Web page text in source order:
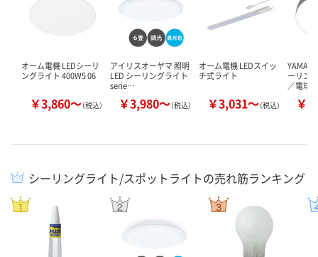
オーム電機 LEDシーリ
ングライト 400W5 06
￥3,860～（税込）
アイリスオーヤマ 照明
LED シーリングライト
serie…
￥3,980～（税込）
オーム電機 LEDスイッ
チ式ライト
￥3,031～（税込）
ーリン
／電球
￥
シーリングライト/スポットライトの売れ筋ランキング